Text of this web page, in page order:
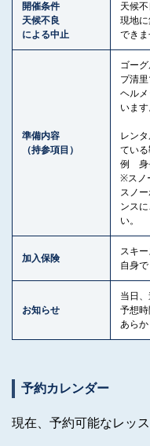
開催条件
天候不良
による中止
天候
現地
できま
準備内容
（持参項目）
ゴー
プ清
ヘル
います
レン
ている
例 身
※スノ
スノ
ンス
い。
加入保険
スキ
自身
お知らせ
当日
予想時
あらか
予約カレンダー
現在、予約可能なレッ